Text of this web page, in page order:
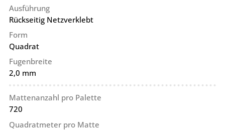
Ausführung
Rückseitig Netzverklebt
Form
Quadrat
Fugenbreite
2,0 mm
Mattenanzahl pro Palette
720
Quadratmeter pro Matte